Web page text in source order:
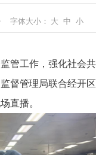
字体大小： 大 中 小
管工作，强化社会共
督管理局联合经开区
场直播。